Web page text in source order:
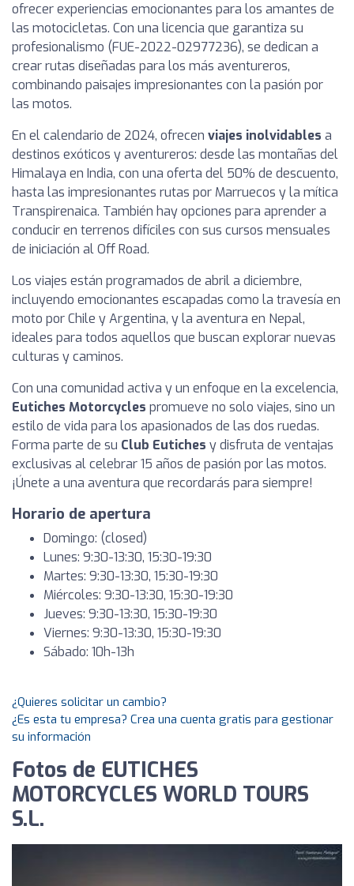
ofrecer experiencias emocionantes para los amantes de
las motocicletas. Con una licencia que garantiza su
profesionalismo (FUE-2022-02977236), se dedican a
crear rutas diseñadas para los más aventureros,
combinando paisajes impresionantes con la pasión por
las motos.
En el calendario de 2024, ofrecen viajes inolvidables a
destinos exóticos y aventureros: desde las montañas del
Himalaya en India, con una oferta del 50% de descuento,
hasta las impresionantes rutas por Marruecos y la mítica
Transpirenaica. También hay opciones para aprender a
conducir en terrenos difíciles con sus cursos mensuales
de iniciación al Off Road.
Los viajes están programados de abril a diciembre,
incluyendo emocionantes escapadas como la travesía en
moto por Chile y Argentina, y la aventura en Nepal,
ideales para todos aquellos que buscan explorar nuevas
culturas y caminos.
Con una comunidad activa y un enfoque en la excelencia,
Eutiches Motorcycles promueve no solo viajes, sino un
estilo de vida para los apasionados de las dos ruedas.
Forma parte de su Club Eutiches y disfruta de ventajas
exclusivas al celebrar 15 años de pasión por las motos.
¡Únete a una aventura que recordarás para siempre!
Horario de apertura
Domingo: (closed)
Lunes: 9:30-13:30, 15:30-19:30
Martes: 9:30-13:30, 15:30-19:30
Miércoles: 9:30-13:30, 15:30-19:30
Jueves: 9:30-13:30, 15:30-19:30
Viernes: 9:30-13:30, 15:30-19:30
Sábado: 10h-13h
¿Quieres solicitar un cambio?
¿Es esta tu empresa? Crea una cuenta gratis para gestionar
su información
Fotos de EUTICHES
MOTORCYCLES WORLD TOURS
S.L.